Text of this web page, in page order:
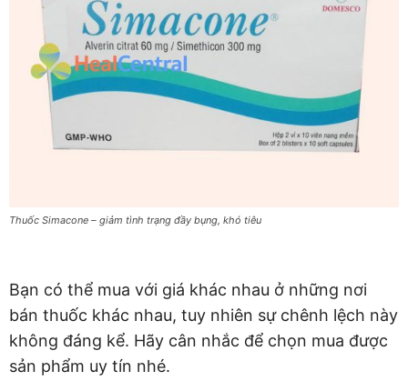
Thuốc Simacone – giảm tình trạng đầy bụng, khó tiêu
Bạn có thể mua với giá khác nhau ở những nơi
bán thuốc khác nhau, tuy nhiên sự chênh lệch này
không đáng kể. Hãy cân nhắc để chọn mua được
sản phẩm uy tín nhé.